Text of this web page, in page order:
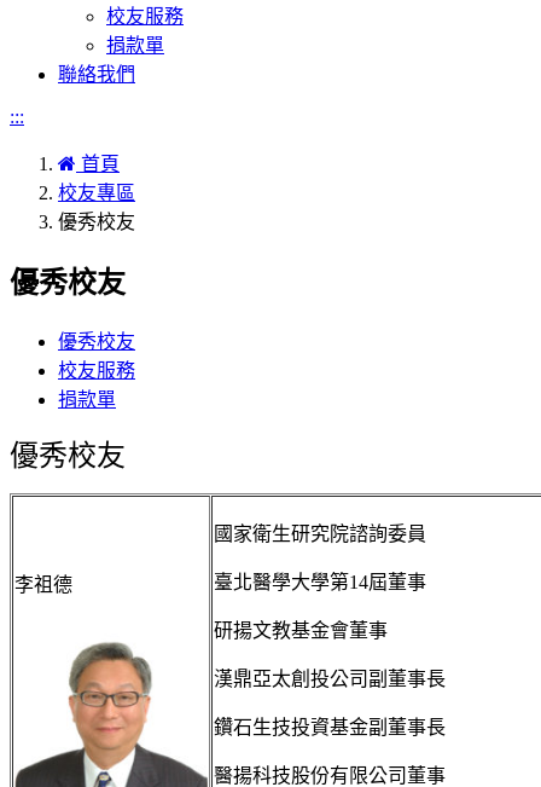
校友服務
捐款單
聯絡我們
:::
首頁
校友專區
優秀校友
優秀校友
優秀校友
校友服務
捐款單
優秀校友
李祖德
國家衛生研究院諮詢委員
臺北醫學大學第14屆董事
研揚文教基金會董事
漢鼎亞太創投公司副董事長
鑽石生技投資基金副董事長
醫揚科技股份有限公司董事